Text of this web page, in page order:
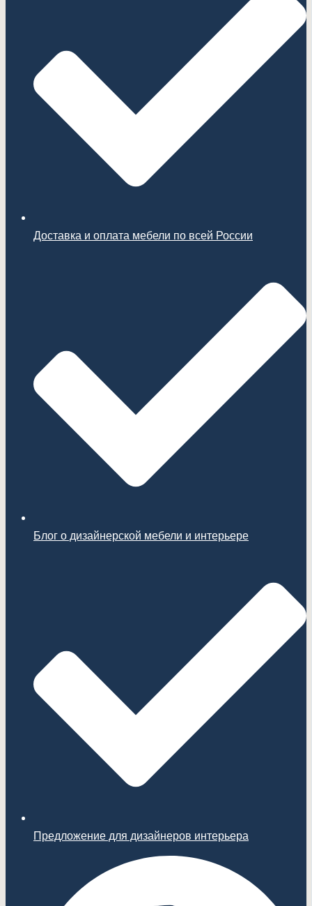
Доставка и оплата мебели по всей России
Блог о дизайнерской мебели и интерьере
Предложение для дизайнеров интерьера